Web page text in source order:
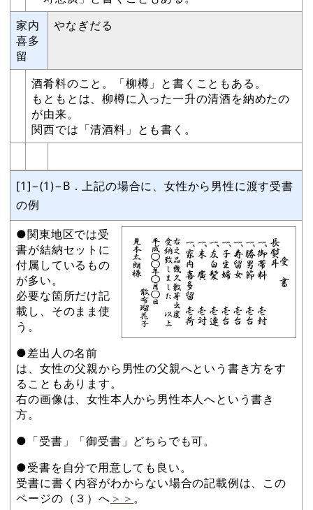
家内
喜多
留
やなぎだる
酒肴料のこと。「柳樽」と書くこともある。
もともとは、柳樽に入った一升の清酒を納めたの
が由来。
関西では「清酒料」とも書く。
[1]−(1)−B．上記の場合に、女性から男性に渡す受書
の例
●関東地区では受
書が結納セットに
付属しているもの
が多い。
必要な箇所だけ記
載し、そのまま使
う。
●差出人の名前
は、女性の父親から男性の父親へという書き方をす
ることもあります。
右の画像は、女性本人から男性本人へという書き
方。
●「受書」「御受書」どちらでも可。
●受書を自分で用意しても良い。
受書に書く内容がわからない場合の記載例は、この
ページの（３）へ ＞＞ 。